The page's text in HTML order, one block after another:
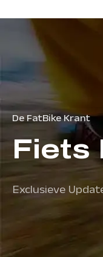
De FatBike Krant
Fiets
Exclusieve